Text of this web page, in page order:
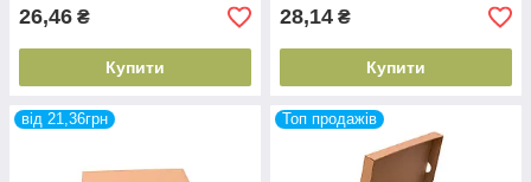
26,46 ₴
Купити
28,14 ₴
Купити
від 21,36грн Топ продажів